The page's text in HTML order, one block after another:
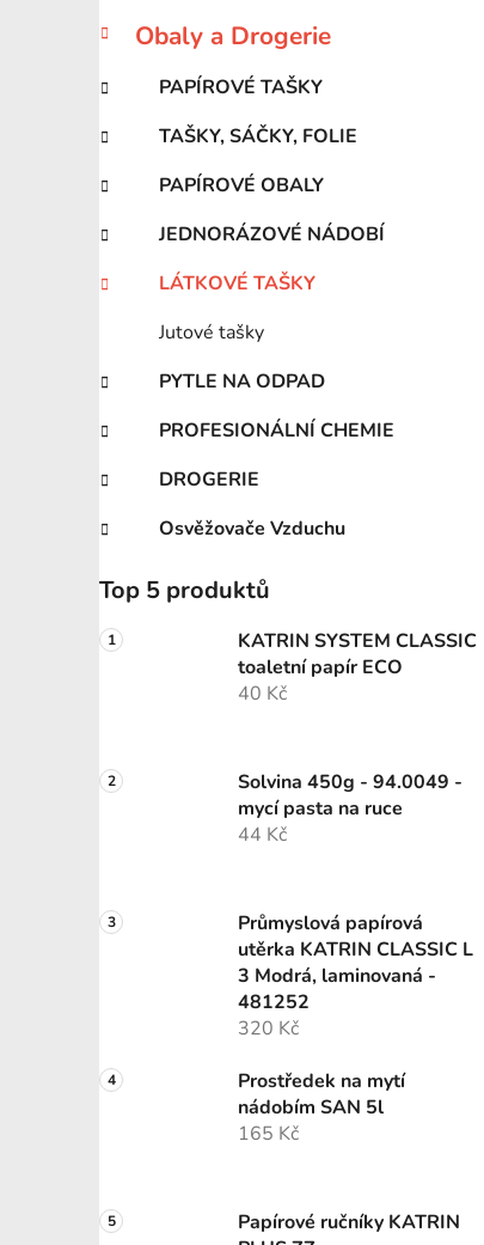
Obaly a Drogerie
PAPÍROVÉ TAŠKY
TAŠKY, SÁČKY, FOLIE
PAPÍROVÉ OBALY
JEDNORÁZOVÉ NÁDOBÍ
LÁTKOVÉ TAŠKY
Jutové tašky
PYTLE NA ODPAD
PROFESIONÁLNÍ CHEMIE
DROGERIE
Osvěžovače Vzduchu
Top 5 produktů
KATRIN SYSTEM CLASSIC
toaletní papír ECO
40 Kč
Solvina 450g - 94.0049 -
mycí pasta na ruce
44 Kč
Průmyslová papírová
utěrka KATRIN CLASSIC L
3 Modrá, laminovaná -
481252
320 Kč
Prostředek na mytí
nádobím SAN 5l
165 Kč
Papírové ručníky KATRIN